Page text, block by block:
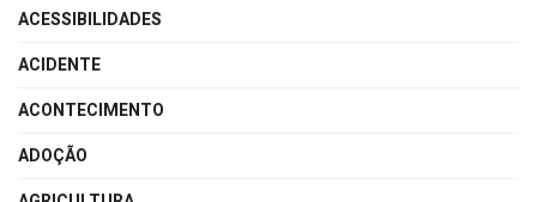
ACESSIBILIDADES
ACIDENTE
ACONTECIMENTO
ADOÇÃO